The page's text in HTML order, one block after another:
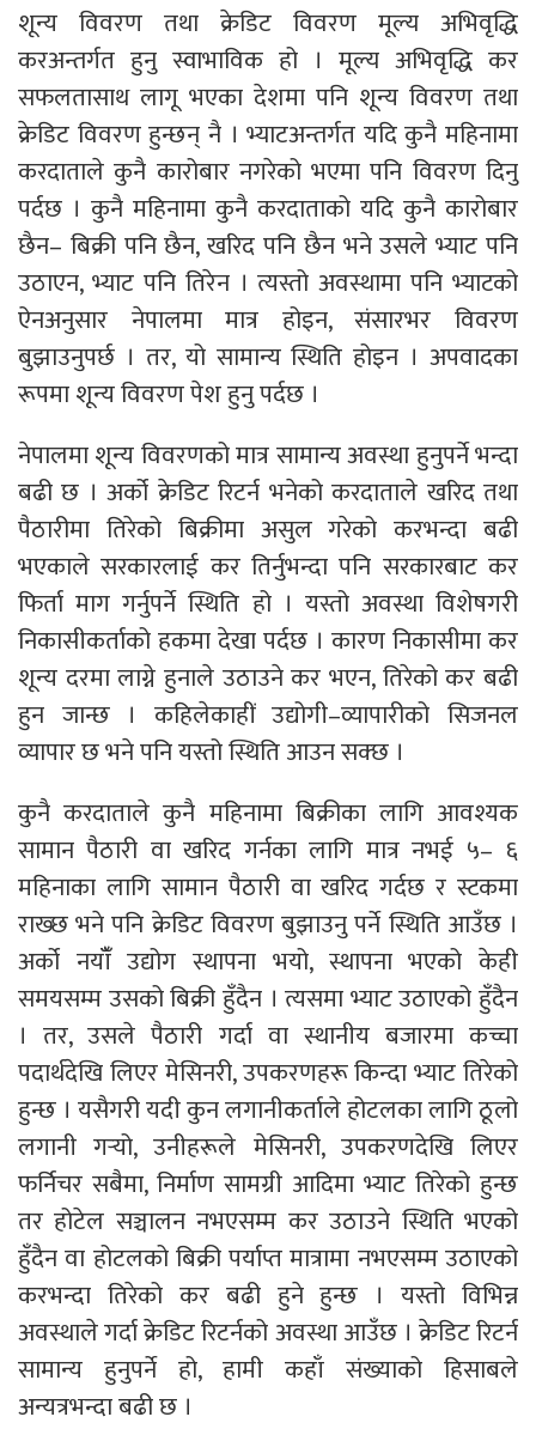
शून्य विवरण तथा क्रेडिट विवरण मूल्य अभिवृद्धि
करअन्तर्गत हुनु स्वाभाविक हो । मूल्य अभिवृद्धि कर
सफलतासाथ लागू भएका देशमा पनि शून्य विवरण तथा
क्रेडिट विवरण हुन्छन् नै । भ्याटअन्तर्गत यदि कुनै महिनामा
करदाताले कुनै कारोबार नगरेको भएमा पनि विवरण दिनु
पर्दछ । कुनै महिनामा कुनै करदाताको यदि कुनै कारोबार
छैन– बिक्री पनि छैन, खरिद पनि छैन भने उसले भ्याट पनि
उठाएन, भ्याट पनि तिरेन । त्यस्तो अवस्थामा पनि भ्याटको
ऐनअनुसार नेपालमा मात्र होइन, संसारभर विवरण
बुझाउनुपर्छ । तर, यो सामान्य स्थिति होइन । अपवादका
रूपमा शून्य विवरण पेश हुनु पर्दछ ।
नेपालमा शून्य विवरणको मात्र सामान्य अवस्था हुनुपर्ने भन्दा
बढी छ । अर्को क्रेडिट रिटर्न भनेको करदाताले खरिद तथा
पैठारीमा तिरेको बिक्रीमा असुल गरेको करभन्दा बढी
भएकाले सरकारलाई कर तिर्नुभन्दा पनि सरकारबाट कर
फिर्ता माग गर्नुपर्ने स्थिति हो । यस्तो अवस्था विशेषगरी
निकासीकर्ताको हकमा देखा पर्दछ । कारण निकासीमा कर
शून्य दरमा लाग्ने हुनाले उठाउने कर भएन, तिरेको कर बढी
हुन जान्छ । कहिलेकाहीं उद्योगी–व्यापारीको सिजनल
व्यापार छ भने पनि यस्तो स्थिति आउन सक्छ ।
कुनै करदाताले कुनै महिनामा बिक्रीका लागि आवश्यक
सामान पैठारी वा खरिद गर्नका लागि मात्र नभई ५– ६
महिनाका लागि सामान पैठारी वा खरिद गर्दछ र स्टकमा
राख्छ भने पनि क्रेडिट विवरण बुझाउनु पर्ने स्थिति आउँछ ।
अर्को नयाँँ उद्योग स्थापना भयो, स्थापना भएको केही
समयसम्म उसको बिक्री हुँदैन । त्यसमा भ्याट उठाएको हुँदैन
। तर, उसले पैठारी गर्दा वा स्थानीय बजारमा कच्चा
पदार्थदेखि लिएर मेसिनरी, उपकरणहरू किन्दा भ्याट तिरेको
हुन्छ । यसैगरी यदी कुन लगानीकर्ताले होटलका लागि ठूलो
लगानी गर्‍यो, उनीहरूले मेसिनरी, उपकरणदेखि लिएर
फर्निचर सबैमा, निर्माण सामग्री आदिमा भ्याट तिरेको हुन्छ
तर होटेल सञ्चालन नभएसम्म कर उठाउने स्थिति भएको
हुँदैन वा होटलको बिक्री पर्याप्त मात्रामा नभएसम्म उठाएको
करभन्दा तिरेको कर बढी हुने हुन्छ । यस्तो विभिन्न
अवस्थाले गर्दा क्रेडिट रिटर्नको अवस्था आउँछ । क्रेडिट रिटर्न
सामान्य हुनुपर्ने हो, हामी कहाँ संख्याको हिसाबले
अन्यत्रभन्दा बढी छ ।